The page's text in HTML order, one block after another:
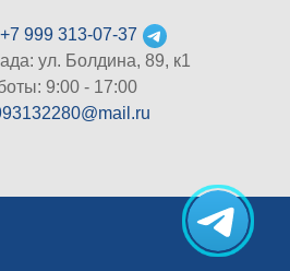
+7 999 313-07-37
ул. Болдина, 89, к1
9:00 - 17:00